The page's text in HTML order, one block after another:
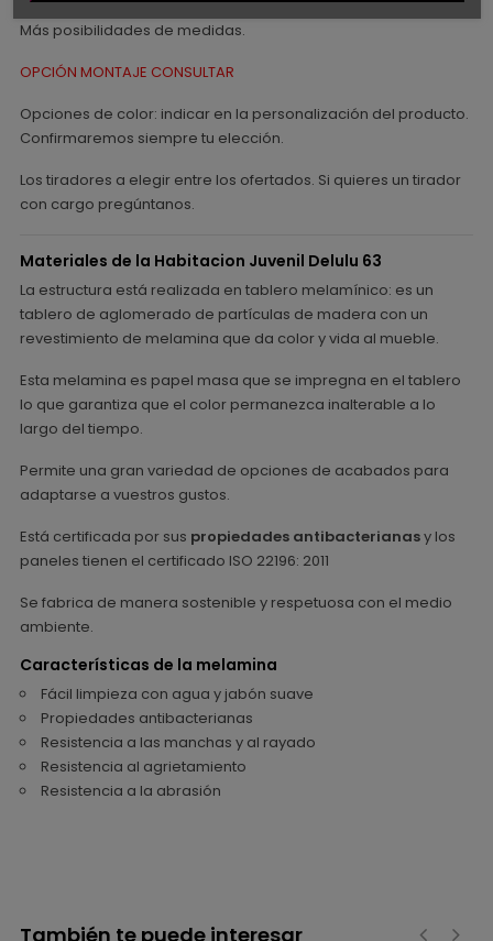
Más posibilidades de medidas.
OPCIÓN MONTAJE CONSULTAR
Opciones de color: indicar en la personalización del producto.
Confirmaremos siempre tu elección.
Los tiradores a elegir entre los ofertados. Si quieres un tirador
con cargo pregúntanos.
Materiales de la Habitacion Juvenil Delulu 63
La estructura está realizada en tablero melamínico: es un
tablero de aglomerado de partículas de madera con un
revestimiento de melamina que da color y vida al mueble.
Esta melamina es papel masa que se impregna en el tablero
lo que garantiza que el color permanezca inalterable a lo
largo del tiempo.
Permite una gran variedad de opciones de acabados para
adaptarse a vuestros gustos.
Está certificada por sus propiedades antibacterianasy los
paneles tienen el certificado ISO 22196: 2011
Se fabrica de manera sostenible y respetuosa con el medio
ambiente.
Características de la melamina
Fácil limpieza con agua y jabón suave
Propiedades antibacterianas
Resistencia a las manchas y al rayado
Resistencia al agrietamiento
Resistencia a la abrasión
También te puede interesar